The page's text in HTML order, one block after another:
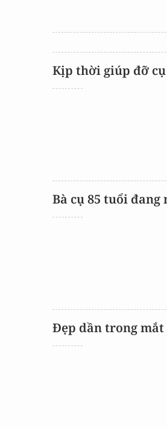
Kịp thời giúp đỡ
Bà cụ 85 tuổi
Đẹp dần trong